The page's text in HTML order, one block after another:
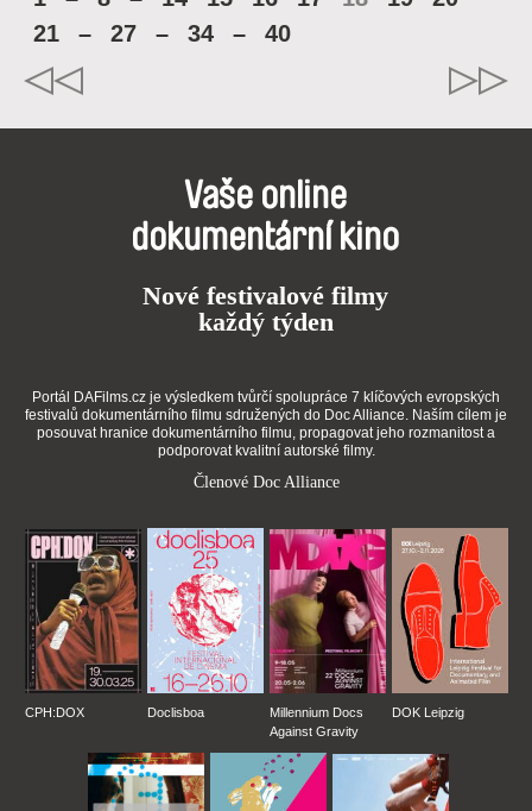
21
– 27 – 34 – 40
Vaše online
dokumentární kino
Nové festivalové filmy
každý týden
Portál DAFilms.cz je výsledkem tvůrčí spolupráce 7 klíčových evropských
festivalů dokumentárního filmu sdružených do Doc Alliance. Naším cílem je
posouvat hranice dokumentárního filmu, propagovat jeho rozmanitost a
podporovat kvalitní autorské filmy.
Členové Doc Alliance
CPH:DOX Doclisboa
Millennium Docs
Against Gravity
DOK Leipzig